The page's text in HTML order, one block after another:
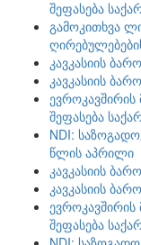
შეფასება
გამოკითხვა
კავკასიის
კავკასიის
შეფასება
NDI:
წლის აპრილი
კავკასიის
კავკასიის
შეფასება